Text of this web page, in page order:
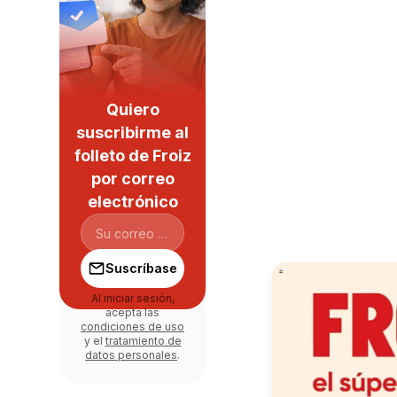
Quiero
suscribirme al
folleto de Froiz
por correo
electrónico
Suscríbase
Al iniciar sesión,
acepta las
condiciones de uso
y el tratamiento de
datos personales.